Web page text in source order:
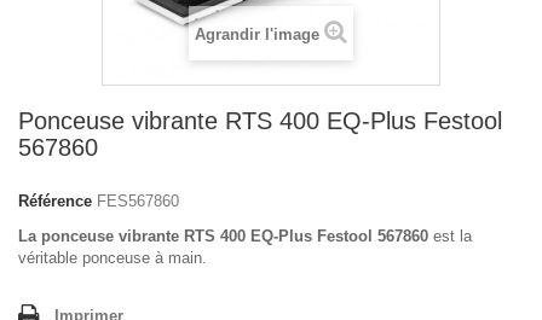
Agrandir l'image
Ponceuse vibrante RTS 400 EQ-Plus Festool
567860
Référence FES567860
La ponceuse vibrante RTS 400 EQ-Plus Festool 567860 est la
véritable ponceuse à main.
Imprimer